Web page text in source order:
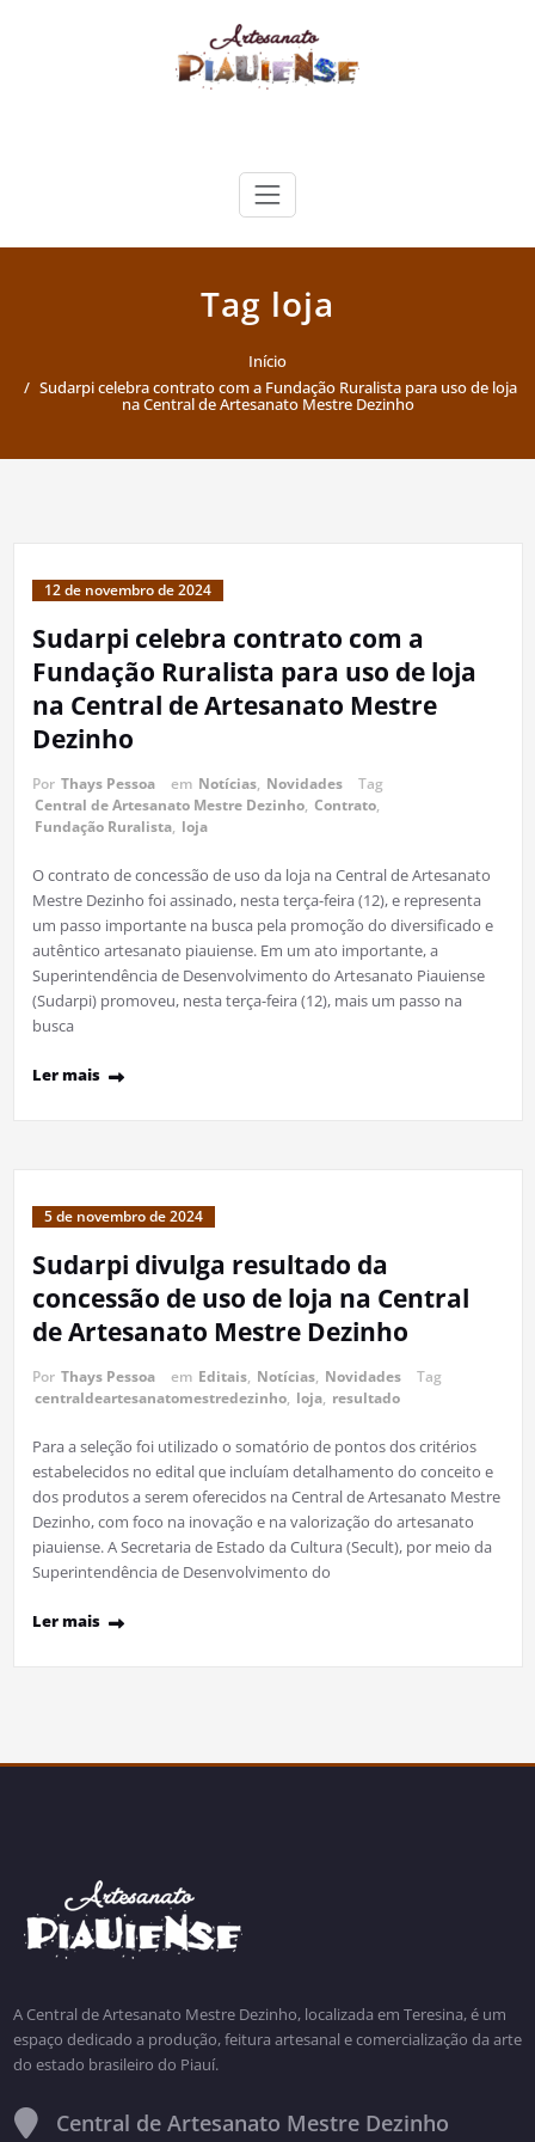
Artesanato Piauiense
Tag loja
Início
Sudarpi celebra contrato com a Fundação Ruralista para uso de loja
na Central de Artesanato Mestre Dezinho
12 de novembro de 2024
Sudarpi celebra contrato com a
Fundação Ruralista para uso de loja
na Central de Artesanato Mestre
Dezinho
Por Thays Pessoa em Notícias, Novidades
Tag
Central de Artesanato Mestre Dezinho, Contrato,
Fundação Ruralista, loja
O contrato de concessão de uso da loja na Central de Artesanato
Mestre Dezinho foi assinado, nesta terça-feira (12), e representa
um passo importante na busca pela promoção do diversificado e
autêntico artesanato piauiense. Em um ato importante, a
Superintendência de Desenvolvimento do Artesanato Piauiense
(Sudarpi) promoveu, nesta terça-feira (12), mais um passo na
busca
Ler mais
5 de novembro de 2024
Sudarpi divulga resultado da
concessão de uso de loja na Central
de Artesanato Mestre Dezinho
Por Thays Pessoa em Editais, Notícias, Novidades
Tag
centraldeartesanatomestredezinho, loja, resultado
Para a seleção foi utilizado o somatório de pontos dos critérios
estabelecidos no edital que incluíam detalhamento do conceito e
dos produtos a serem oferecidos na Central de Artesanato Mestre
Dezinho, com foco na inovação e na valorização do artesanato
piauiense. A Secretaria de Estado da Cultura (Secult), por meio da
Superintendência de Desenvolvimento do
Ler mais
A Central de Artesanato Mestre Dezinho, localizada em Teresina, é um
espaço dedicado a produção, feitura artesanal e comercialização da arte
do estado brasileiro do Piauí.
Central de Artesanato Mestre Dezinho